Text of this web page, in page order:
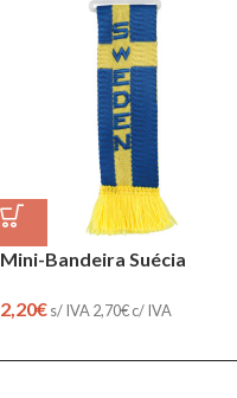
Mini-Bandeira Suécia
2,20€s/ IVA2,70€c/ IVA